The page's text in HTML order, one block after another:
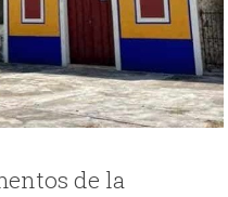
de la